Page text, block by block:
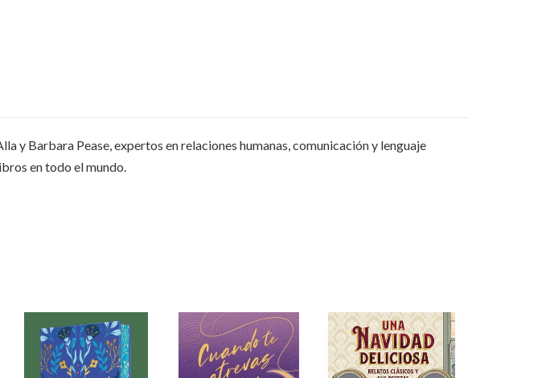
y Barbara Pease, expertos en relaciones humanas, comunicación y lenguaje
en todo el mundo.